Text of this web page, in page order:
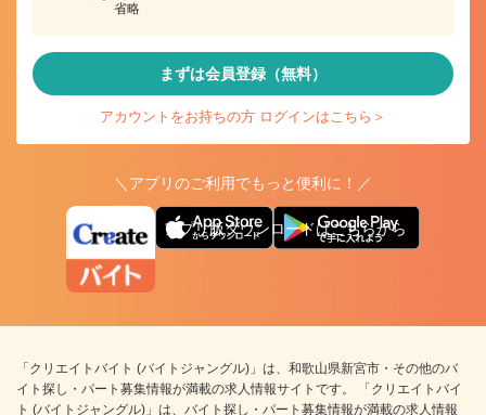
省略
まずは会員登録（無料）
アカウントをお持ちの方 ログインはこちら＞
＼アプリのご利用でもっと便利に！／
アプリ版ダウンロードはこちらから
「クリエイトバイト (バイトジャングル)」は、和歌山県新宮市・その他のバ
イト探し・パート募集情報が満載の求人情報サイトです。 「クリエイトバイ
ト (バイトジャングル)」は、バイト探し・パート募集情報が満載の求人情報